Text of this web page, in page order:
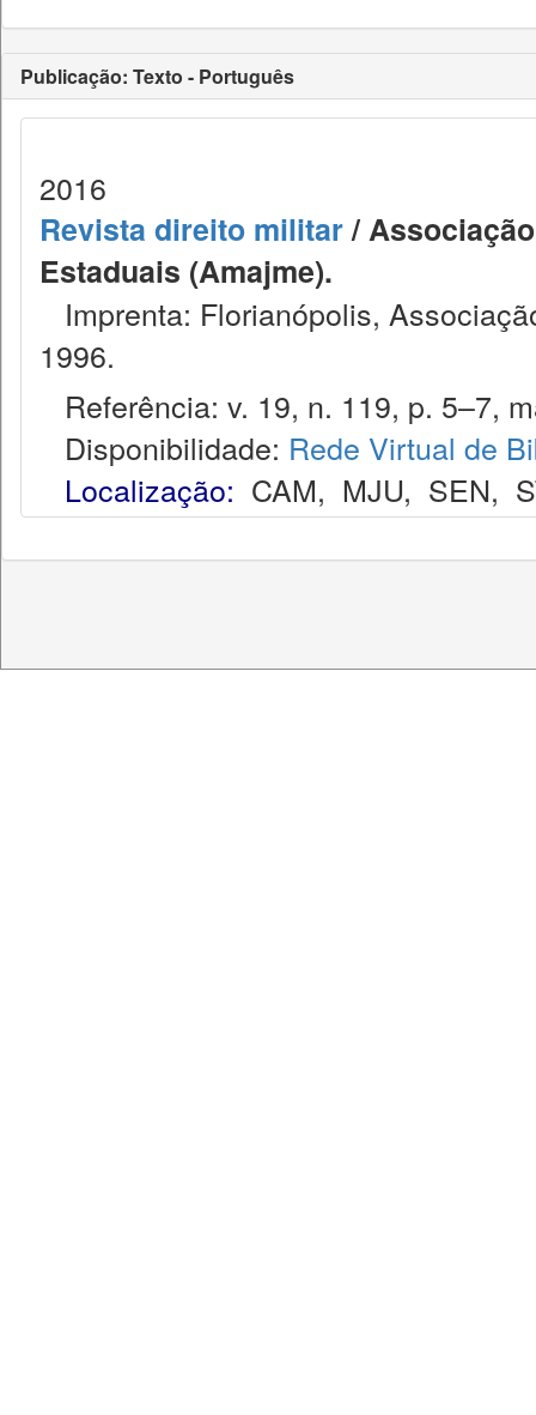
Publicação: Texto - Português
2016
Revista direito militar/
Estaduais (Amajme).
Imprenta: Florianópolis,
1996.
Referência: v. 19, n. 119, p. 5–7,
Disponibilidade: Rede Virtual de
Localização: CAM, MJU, SEN,